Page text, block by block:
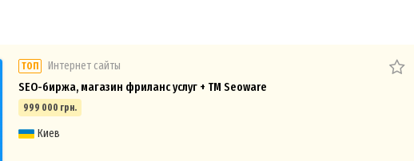
ТОП Интернет сайты
SEO-биржа, магазин фриланс услуг + ТМ Seoware
999 000 грн.
Киев